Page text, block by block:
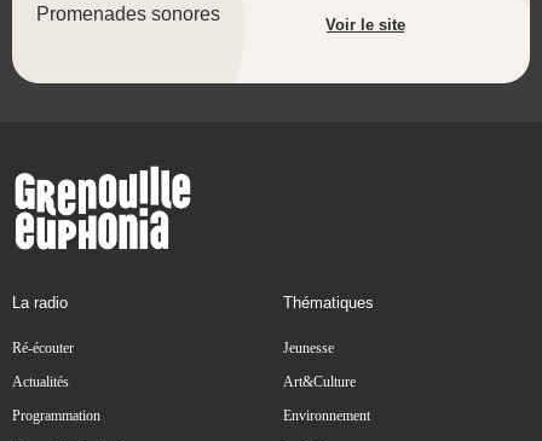
Promenades sonores
Voir le site
La radio
Ré-écouter
Actualités
Programmation
Thématiques
Jeunesse
Art&Culture
Environnement